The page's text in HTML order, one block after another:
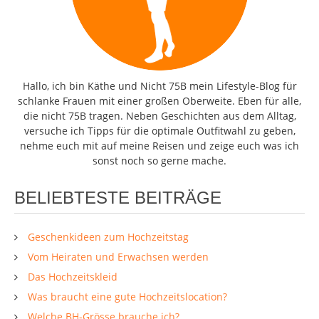
Hallo, ich bin Käthe und Nicht 75B mein Lifestyle-Blog für
schlanke Frauen mit einer großen Oberweite. Eben für alle,
die nicht 75B tragen. Neben Geschichten aus dem Alltag,
versuche ich Tipps für die optimale Outfitwahl zu geben,
nehme euch mit auf meine Reisen und zeige euch was ich
sonst noch so gerne mache.
BELIEBTESTE BEITRÄGE
Geschenkideen zum Hochzeitstag
Vom Heiraten und Erwachsen werden
Das Hochzeitskleid
Was braucht eine gute Hochzeitslocation?